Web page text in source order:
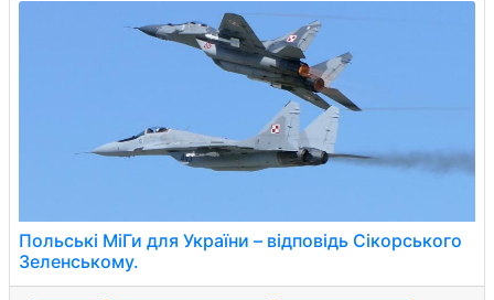
Польські МіГи для України – відповідь Сікорського
Зеленському.